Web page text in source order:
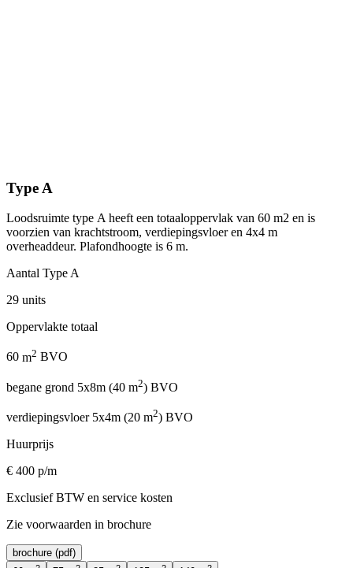
Type A
Loodsruimte type A heeft een totaaloppervlak van 60 m2 en is
voorzien van krachtstroom, verdiepingsvloer en 4x4 m
overheaddeur. Plafondhoogte is 6 m.
Aantal Type A
29 units
Oppervlakte totaal
60 m2 BVO
begane grond 5x8m (40 m2) BVO
verdiepingsvloer 5x4m (20 m2) BVO
Huurprijs
€ 400 p/m
Exclusief BTW en service kosten
Zie voorwaarden in brochure
brochure (pdf)